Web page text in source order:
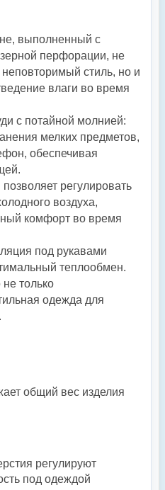
выполненный с
перфорации, не
стиль, но и
влаги во время
с потайной молнией:
мелких предметов,
обеспечивая
регулировать
воздуха,
комфорт во время
под рукавами
теплообмен.
только
одежда для
общий вес изделия
регулируют
под одеждой